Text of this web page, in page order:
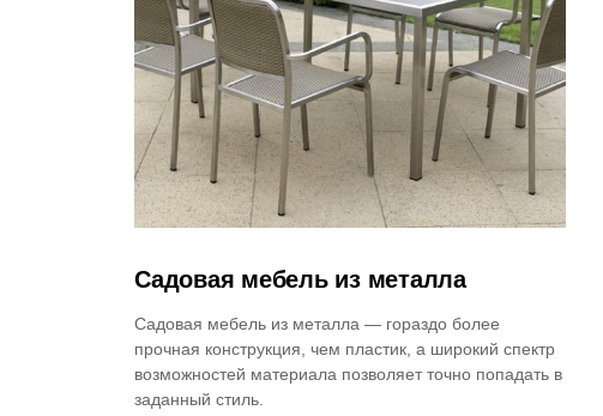
Садовая мебель из металла
Cадовая мебель из металла — гораздо более
прочная конструкция, чем пластик, а широкий спектр
возможностей материала позволяет точно попадать в
заданный стиль.